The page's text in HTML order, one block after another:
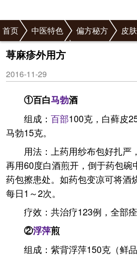
首页 中医特色 偏方秘方
皮
荨麻疹偏方秘方
荨麻疹外用方
2016-11-29
①百白马勃酒
组成： 百部100克，白藓皮
马勃15克。
用法：上药用纱布包好扎严
再用60度白酒煎开，倒于药包碗
药包擦患处。如药包变凉可将酒
每日1～2次。
疗效：共治疗123例，全部痊
②浮萍煎
组成：紫背浮萍150克（鲜